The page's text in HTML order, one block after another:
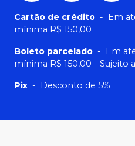
Cartão de crédito - Em
mínima R$ 150,00
Boleto parcelado - Em
mínima R$ 150,00 - Sujeito
Pix - Desconto de 5%